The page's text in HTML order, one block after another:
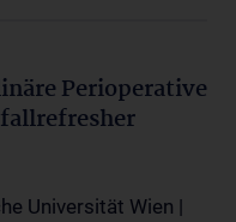
Perioperative
Universität Wien |